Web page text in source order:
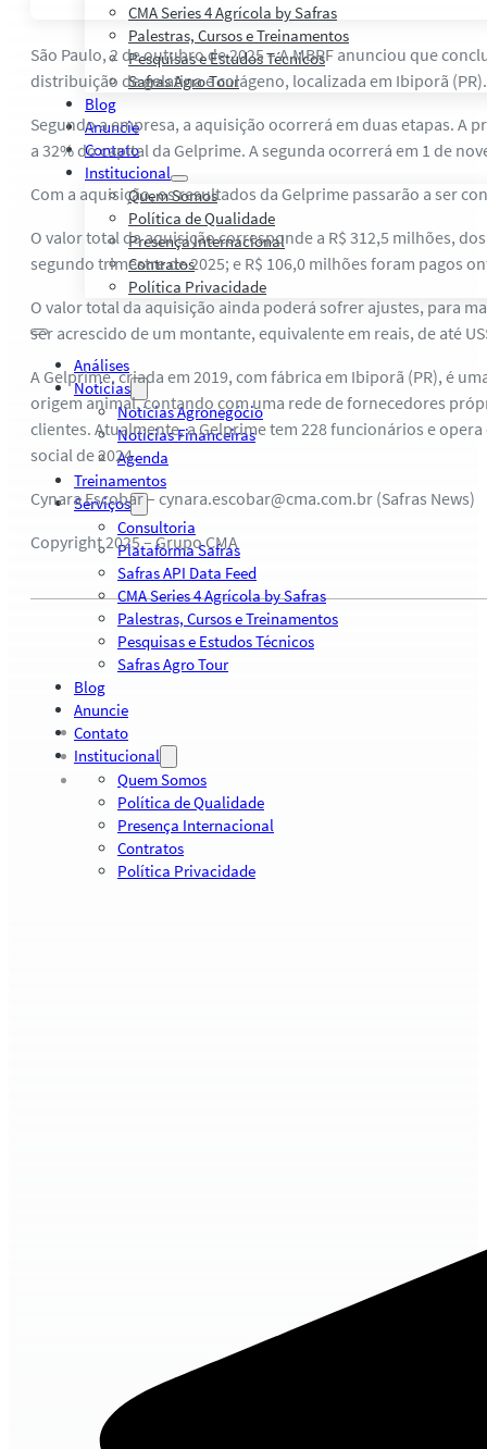
CMA Series 4 Agrícola by Safras
Palestras, Cursos e Treinamentos
Pesquisas e Estudos Técnicos
Safras Agro Tour
Blog
Anuncie
Contato
Institucional
Quem Somos
Política de Qualidade
Presença Internacional
Contratos
Política Privacidade
Análises
Notícias
Notícias Agronegócio
Notícias Financeiras
Agenda
Treinamentos
Serviços
Consultoria
Plataforma Safras
Safras API Data Feed
CMA Series 4 Agrícola by Safras
Palestras, Cursos e Treinamentos
Pesquisas e Estudos Técnicos
Safras Agro Tour
Blog
Anuncie
Contato
Institucional
Quem Somos
Política de Qualidade
Presença Internacional
Contratos
Política Privacidade
São Paulo, 2 de outubro de 2025 – A MBRF anunciou que
distribuição de gelatina e colágeno, localizada em Ibiporã
Segundo a empresa, a aquisição ocorrerá em duas etapas.
a 32% do capital da Gelprime. A segunda ocorrerá em 1 de
Com a aquisição, os resultados da Gelprime passarão a ser
O valor total da aquisição corresponde a R$ 312,5 milhões,
segundo trimestre de 2025; e R$ 106,0 milhões foram pagos
O valor total da aquisição ainda poderá sofrer ajustes, para
ser acrescido de um montante, equivalente em reais, de até
A Gelprime, criada em 2019, com fábrica em Ibiporã (PR), é
origem animal, contando com uma rede de fornecedores
clientes. Atualmente, a Gelprime tem 228 funcionários e
social de 2024.
Cynara Escobar – cynara.escobar@cma.com.br (Safras News)
Copyright 2025 – Grupo CMA